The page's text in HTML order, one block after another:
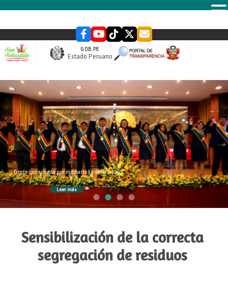
GOB.PE
Estado Peruano
slider
Gente que apuesta por el desarrollo del Distrito
Leer más
Sensibilización de la correcta
segregación de residuos